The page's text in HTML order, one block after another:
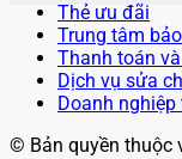
Thẻ ưu đãi
Trung tâm
Thanh toán
Dịch vụ sửa
Doanh
© Bản quyền thuộc